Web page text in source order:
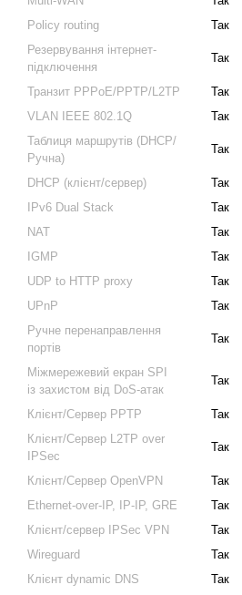
Policy routing
Так
Резервування інтернет-
підключення
Так
Транзит PPPoE/PPTP/L2TP
Так
VLAN IEEE 802.1Q
Так
Таблиця маршрутів (DHCP/
Ручна)
Так
DHCP (клієнт/сервер)
Так
IPv6 Dual Stack
Так
NAT
Так
IGMP
Так
UDP to HTTP proxy
Так
UPnP
Так
Ручне перенаправлення
портів
Так
Міжмережевий екран SPI
із захистом від DoS-атак
Так
Клієнт/Сервер PPTP
Так
Клієнт/Сервер L2TP over
IPSec
Так
Клієнт/Сервер OpenVPN
Так
Ethernet-over-IP, IP-IP, GRE
Так
Клієнт/сервер IPSec VPN
Так
Wireguard
Так
Клієнт dynamic DNS
Так